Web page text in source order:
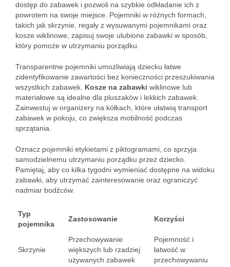
dostęp do zabawek i pozwoli na szybkie odkładanie ich z
powrotem na swoje miejsce. Pojemniki w różnych formach,
takich jak skrzynie, regały z wysuwanymi pojemnikami oraz
kosze wiklinowe, zapisuj swoje ulubione zabawki w sposób,
który pomoże w utrzymaniu porządku.
Transparentne pojemniki umożliwiają dziecku łatwe
zidentyfikowanie zawartości bez konieczności przeszukiwania
wszystkich zabawek. Kosze na zabawki wiklinowe lub
materiałowe są idealne dla pluszaków i lekkich zabawek.
Zainwestuj w organizery na kółkach, które ułatwią transport
zabawek w pokoju, co zwiększa mobilność podczas
sprzątania.
Oznacz pojemniki etykietami z piktogramami, co sprzyja
samodzielnemu utrzymaniu porządku przez dziecko.
Pamiętaj, aby co kilka tygodni wymieniać dostępne na widoku
zabawki, aby utrzymać zainteresowanie oraz ograniczyć
nadmiar bodźców.
Typ
pojemnika
Zastosowanie Korzyści
Skrzynie
Przechowywanie
większych lub rzadziej
używanych zabawek
Pojemność i
łatwość w
przechowywaniu